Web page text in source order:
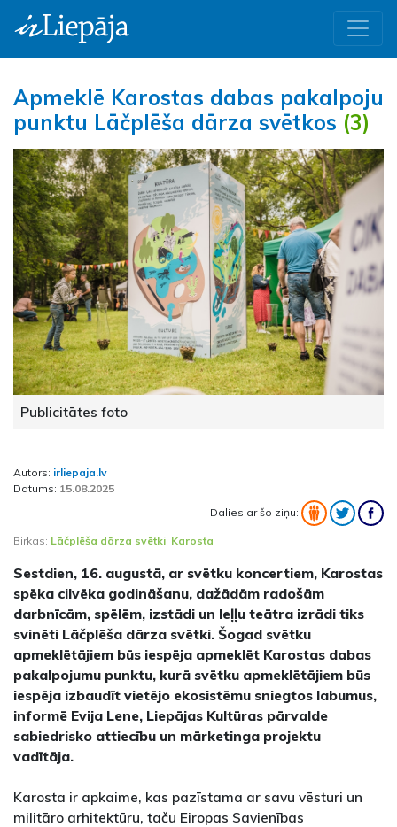
Apmeklē Karostas dabas pakalpoju
punktu Lāčplēša dārza svētkos (3)
Publicitātes foto
Autors: irliepaja.lv
Datums: 15.08.2025
Dalies ar šo ziņu:
Birkas: Lāčplēša dārza svētki Karosta
Sestdien, 16. augustā, ar svētku koncertiem, Karostas
spēka cilvēka godināšanu, dažādām radošām
darbnīcām, spēlēm, izstādi un leļļu teātra izrādi tiks
svinēti Lāčplēša dārza svētki. Šogad svētku
apmeklētājiem būs iespēja apmeklēt Karostas dabas
pakalpojumu punktu, kurā svētku apmeklētājiem būs
iespēja izbaudīt vietējo ekosistēmu sniegtos labumus,
informē Evija Lene, Liepājas Kultūras pārvalde
sabiedrisko attiecību un mārketinga projektu
vadītāja.
Karosta ir apkaime, kas pazīstama ar savu vēsturi un
militāro arhitektūru, taču Eiropas Savienības